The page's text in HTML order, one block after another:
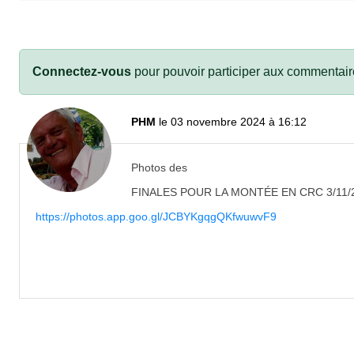
Connectez-vous pour pouvoir participer aux
PHM le 03 novembre 2024 à 16:12
Photos des
FINALES POUR LA MONTÉE EN CRC 3/11/
https://photos.app.goo.gl/JCBYKgqgQKfwuwvF9